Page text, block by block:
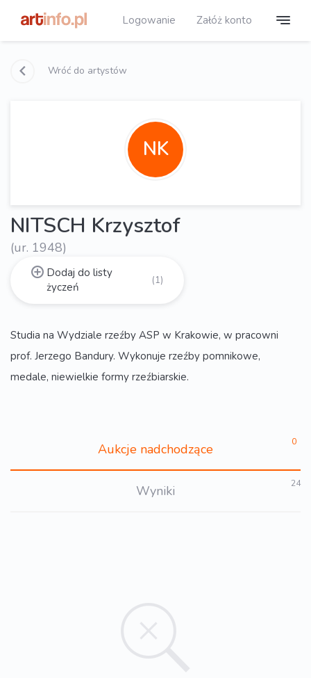
Logowanie Załóż konto
Wróć do artystów
NK
NITSCH Krzysztof
(ur. 1948)
Dodaj do listy
życzeń
(1)
Studia na Wydziale rzeźby ASP w Krakowie, w pracowni
prof. Jerzego Bandury. Wykonuje rzeźby pomnikowe,
medale, niewielkie formy rzeźbiarskie.
Aukcje nadchodzące 0
Wyniki 24